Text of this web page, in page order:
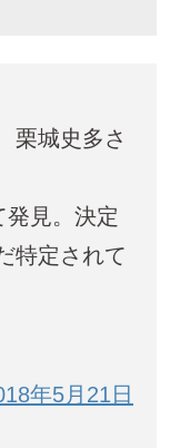
栗城史多さ
見。決定
特定されて
年5月21日